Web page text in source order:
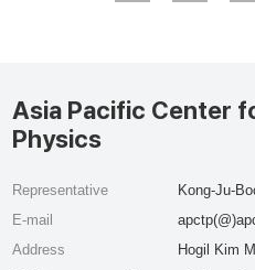
Asia Pacific Center
Physics
Representative
Kong-Ju-
E-mail
Address
Hogil Kim